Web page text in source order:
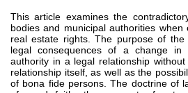
This article examines the
bodies and municipal authorities when
real estate rights. The purpose of
legal consequences of a change
authority in a legal relationship
relationship itself, as well as the
of bona fide persons. The doctrine of